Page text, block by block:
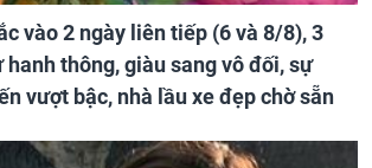
vào 2 ngày liên tiếp (6 và 8/8), 3
hanh thông, giàu sang vô đối, sự
vượt bậc, nhà lầu xe đẹp chờ sẵn